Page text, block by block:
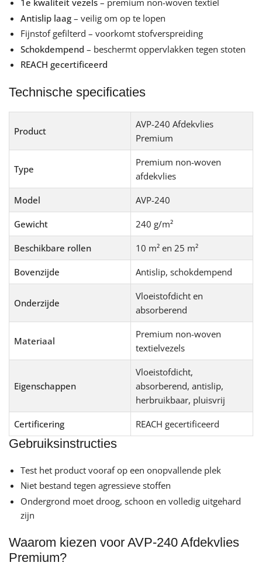
1e kwaliteit vezels – premium non-woven textiel
Antislip laag – veilig om op te lopen
Fijnstof gefilterd – voorkomt stofverspreiding
Schokdempend – beschermt oppervlakken tegen stoten
REACH gecertificeerd
Technische specificaties
Product
AVP-240 Afdekvlies
Premium
Type
Premium non-woven
afdekvlies
Model AVP-240
Gewicht 240 g/m²
Beschikbare rollen 10 m² en 25 m²
Bovenzijde Antislip, schokdempend
Onderzijde
Vloeistofdicht en
absorberend
Materiaal
Premium non-woven
textielvezels
Eigenschappen
Vloeistofdicht,
absorberend, antislip,
herbruikbaar, pluisvrij
Certificering REACH gecertificeerd
Gebruiksinstructies
Test het product vooraf op een onopvallende plek
Niet bestand tegen agressieve stoffen
Ondergrond moet droog, schoon en volledig uitgehard
zijn
Waarom kiezen voor AVP-240 Afdekvlies
Premium?